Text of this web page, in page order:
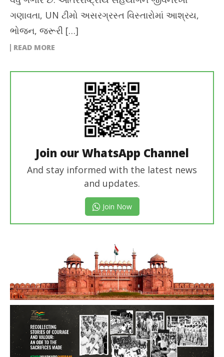
ગણાવતા, UN ટીમો અસરગ્રસ્ત વિસ્તારોમાં આશ્રય,
ભોજન, જરૂરી […]
READ MORE
Join our WhatsApp Channel
And stay informed with the latest news
and updates.
Join Now